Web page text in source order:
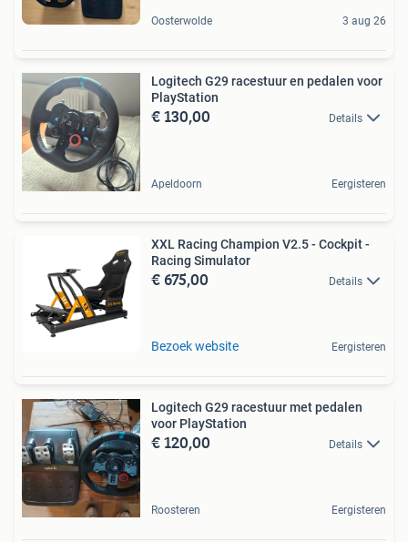
Oosterwolde 3 aug 26
Logitech G29 racestuur en pedalen voor
PlayStation
€ 130,00 Details
Apeldoorn Eergisteren
XXL Racing Champion V2.5 - Cockpit -
Racing Simulator
€ 675,00 Details
Bezoek website Eergisteren
Logitech G29 racestuur met pedalen
voor PlayStation
€ 120,00 Details
Roosteren Eergisteren